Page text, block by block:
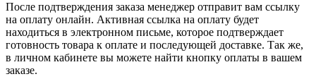
После подтверждения заказа менеджер отправит вам ссылку
на оплату онлайн. Активная ссылка на оплату будет
находиться в электронном письме, которое подтверждает
готовность товара к оплате и последующей доставке. Так же,
в личном кабинете вы можете найти кнопку оплаты в вашем
заказе.